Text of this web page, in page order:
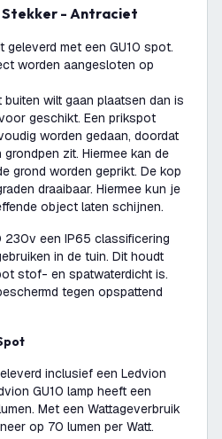
Stekker - Antraciet
geleverd met een GU10 spot.
worden aangesloten op
wilt gaan plaatsen dan is
geschikt. Een prikspot
worden gedaan, doordat
zit. Hiermee kan de
grond worden geprikt. De kop
draaibaar. Hiermee kun je
object laten schijnen.
230v een IP65 classificering
in de tuin. Dit houdt
stof- en spatwaterdicht is.
tegen opspattend
inclusief een Ledvion
GU10 lamp heeft een
Met een Wattageverbruik
op 70 lumen per Watt.